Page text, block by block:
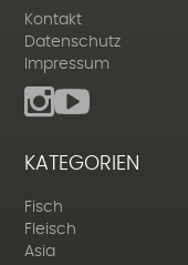
Kontakt
Datenschutz
Impressum
KATEGORIEN
Fisch
Fleisch
Asia